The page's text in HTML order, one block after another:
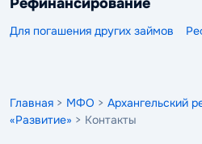
Для погашения других займов
Главная > МФО > Архангельский
«Развитие» > Контакты